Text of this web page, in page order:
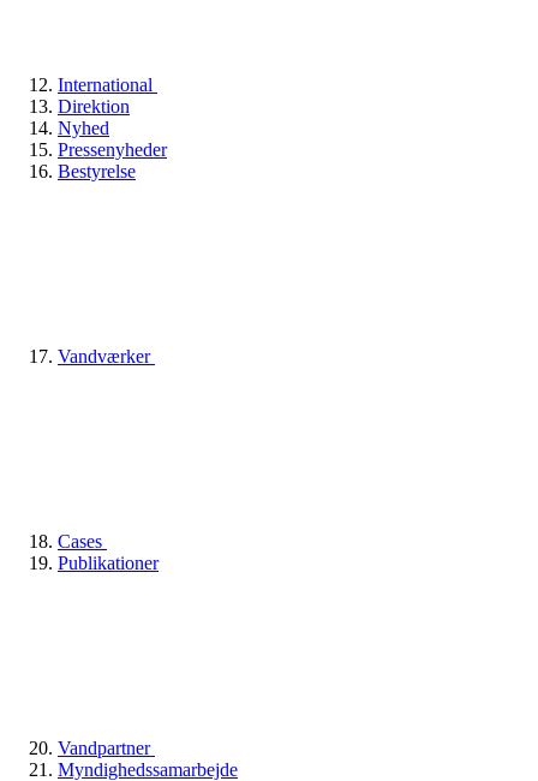
International
Direktion
Nyhed
Pressenyheder
Bestyrelse
Vandværker
Cases
Publikationer
Vandpartner
Myndighedssamarbejde